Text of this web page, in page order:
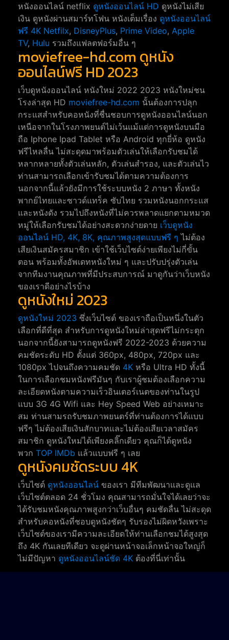
หนังออนไลน์ netflix ดูหนังออนไลน์ HD ดูหนังไม่เสีย
เงิน ดูหนังผ่านสมาร์ทโฟน หนังเต็มเรื่อง ดูหนังออนไลน์
ฟรี 4K Netfilx, DisneyPlus, Prime Video, Apple
TV, Hulu รวมถึงแฟลตฟอร์มอื่น ๆ
moviefree-hd.com ดูหนัง
ออนไลน์ฟรี HD 2023
เว็บดูหนังออนไลน์ หนังใหม่ 2022 2023 หนังใหม่ชน
โรงล่าสุด HD moviefree-hd.com นั้นต้องการปลุก
กระแสสำหรับคอหนังที่ชื่นชอบการดูหนังออนไลน์นอก
เหนือจากในโรงภาพยนต์ไม่เว้นแม้แต่การดูหนังบนมือ
ถือ Iphone Ipad Tablet หรือ Android ทุกยี่ห้อ ดูหนัง
ฟรีไหลลื่น ไม่สะดุดมาพร้อมตัวเล่นให้เลือกรับชมได้
หลากหลายทั้งตัวเล่นหลัก, ตัวเล่นสำรอง, และตัวเล่นไว
ท่านสามารถเลือกเข้ารับชมได้ตามความต้องการ
นอกจากนี้แล้วยังมีการใช้ระบบหนัง 2 ภาษา ทั้งหนัง
พากย์ไทยและซาวด์แทร็ค ซับไทย รวมหนังนอกกระแส
และหนังดัง รวมไปถึงหนังที่ไม่ควรพลาดแยกตามหมวด
หมู่ให้เลือกรับชมได้อย่างสะดวกง่ายดาย เว็บดูหนัง
ออนไลน์ HD, 4K, 8K, คุณภาพสูงสุดแบบฟรี ๆ ไม่ต้อง
เสียเงินสมัครสมาชิก เข้าใช้เว็บไซต์ง่ายเพียงไม่กี่ขั้น
ตอน พร้อมทั้งอัพเดทหนังใหม่ ๆ และปรับปรุ่งตัวเล่น
จากทีมงานคุณภาพที่มีประสบการณ์ มาดูกันว่าเว็บหนัง
ของเราดีอย่างไรบ้าง
ดูหนังใหม่ 2023
ดูหนังใหม่ 2023 ซึ่งเว็บไซต์ ของเราถือเป็นหนึ่งในตัว
เลือกที่ดีที่สุด สำหรับการดูหนังใหม่ล่าสุดฟรีไม่กระตุก
นอกจากนี้ยังสามารถดูหนังฟรี 2022-2023 ด้วยความ
คมชัดระดับ HD ตั้งแต่ 360px, 480px, 720px และ
1080px ไปจนถึงความคมชัด 4K หรือ Ultra HD ทั้งนี้
ในการเลือกชมหนังฟรีมันๆ กับเราผู้ชมต้องเลือกความ
ละเอียดหนังตามความเร็วอินเตอร์เนตของท่านในรูป
แบบ 3G 4G Wifi และ Hey Speed Web อย่างเหมาะ
สม ท่านสามรถรับชมภาพยนตร์ที่ท่านต้องการได้แบบ
ฟรีๆ ไม่ต้องเสียเงินสักบาทและไม่ต้องเสียเวลาสมัคร
สมาชิก ดูหนังใหม่ได้เพียงคลิ๊กเดียว คุณก็ได้ดูหนัง
พวก TOP IMDb แล้วแบบฟรี ๆ เลย
ดูหนังคมชัดระบบ 4K
เว็บไซต์ ดูหนังออนไลน์ ของเรา มีทีมพัฒนาและดูแล
เว็บไซต์ตลอด 24 ชั่วโมง คุณสามารถมั่นใจได้เลยว่าจะ
ได้รับชมหนังคุณภาพสูงกว่าเว็บอื่นๆ คมชัดลื่น ไม่สะดุด
สำหรับคอหนังที่ชอบดูหนังชัดๆ รับรองไม่ผิดหวังเพราะ
เว็บไซต์ของเรามีความละเอียดให้ท่านเลือกชมได้สูงสุด
ถึง 4K กันเลยทีเดียว จะดูผ่านหน้าจอเล็กหน้าจอใหญ่ก็
ไม่มีปัญหา ดูหนังออนไลน์ชัด 4K ต้องที่นี่เท่านั้น